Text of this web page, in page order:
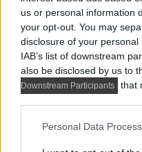
us or personal information
your opt-out. You may
disclosure of your
IAB’s list of downstream
also be disclosed by us to
Downstream Participants
that
Please note that this
Personal Data